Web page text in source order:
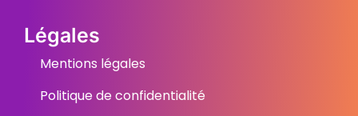
Légales
Mentions légales
Politique de confidentialité